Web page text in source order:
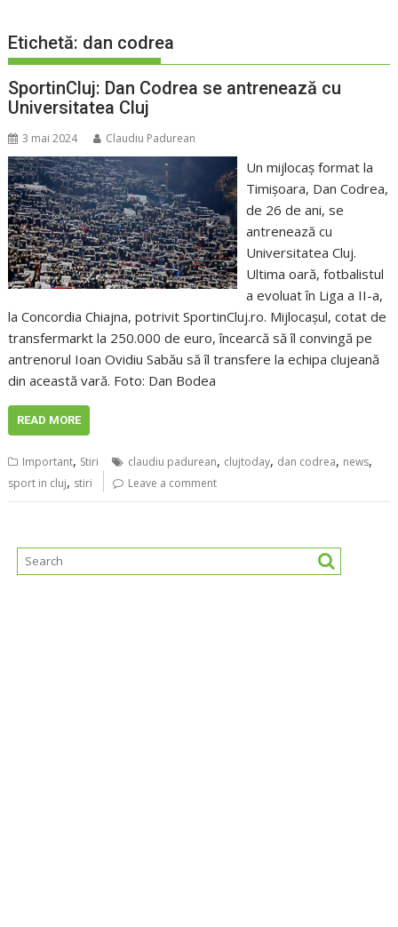
Etichetă: dan codrea
SportinCluj: Dan Codrea se antrenează cu
Universitatea Cluj
3 mai 2024 Claudiu Padurean
Un mijlocaș format la
Timișoara, Dan Codrea,
de 26 de ani, se
antrenează cu
Universitatea Cluj.
Ultima oară, fotbalistul
a evoluat în Liga a II-a,
la Concordia Chiajna, potrivit SportinCluj.ro. Mijlocașul, cotat de
transfermarkt la 250.000 de euro, încearcă să îl convingă pe
antrenorul Ioan Ovidiu Sabău să îl transfere la echipa clujeană
din această vară. Foto: Dan Bodea
READ MORE
Important, Stiri claudiu padurean, clujtoday, dan codrea, news,
sport in cluj, stiri Leave a comment